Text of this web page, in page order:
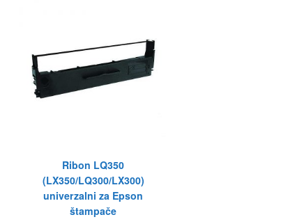
Ribon LQ350
(LX350/LQ300/LX300)
univerzalni za Epson
štampače